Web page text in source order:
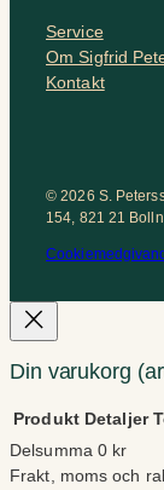
Service
Om Sigfrid
Kontakt
© 2026 S.
154, 821 21
Din varukorg
Produkter
Produkt Detaljer
Delsumma 0 kr
Frakt, moms och